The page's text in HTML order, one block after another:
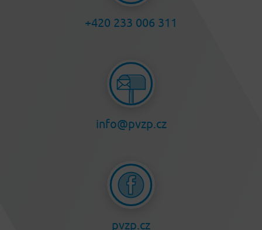
+420 233 006 311
info@pvzp.cz
pvzp.cz